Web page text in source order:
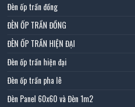
Đèn ốp trần đồng
ĐÈN ỐP TRẦN ĐỒNG
ĐÈN ỐP TRẦN HIỆN ĐẠI
Đèn ốp trần hiện đại
Đèn ốp trần pha lê
Đèn Panel 60x60 và Đèn 1m2